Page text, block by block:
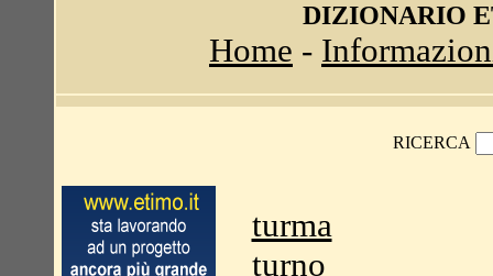
DIZIONARIO
Home -
RICERCA
turma
turno